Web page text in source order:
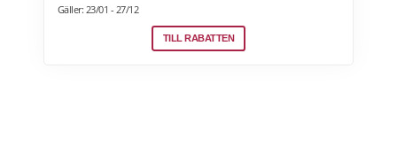
Efter att du klickat på "Till rabatten" får du en
Gäller: 23/01 - 27/12
TILL RABATTEN